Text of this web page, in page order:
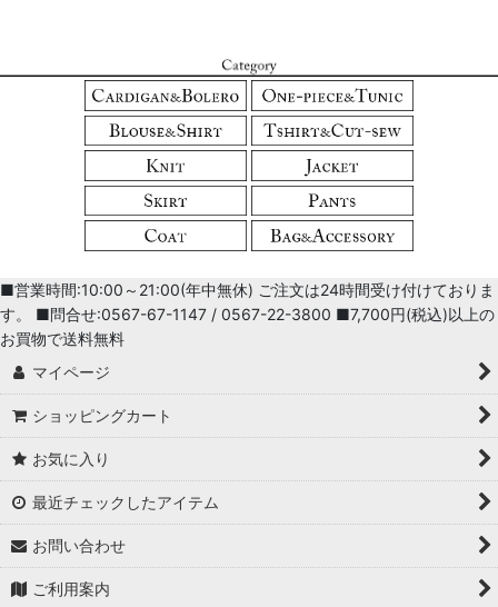
■営業時間:10:00～21:00(年中無休) ご注文は24時間受け付けておりま
す。 ■問合せ:0567-67-1147 / 0567-22-3800 ■7,700円(税込)以上の
お買物で送料無料
マイページ
ショッピングカート
お気に入り
最近チェックしたアイテム
お問い合わせ
ご利用案内